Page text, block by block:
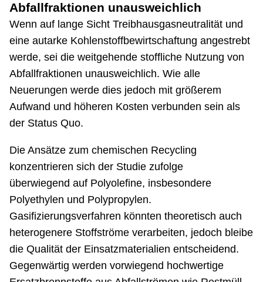
Abfallfraktionen unausweichlich
Wenn auf lange Sicht Treibhausgasneutralität und
eine autarke Kohlenstoffbewirtschaftung angestrebt
werde, sei die weitgehende stoffliche Nutzung von
Abfallfraktionen unausweichlich. Wie alle
Neuerungen werde dies jedoch mit größerem
Aufwand und höheren Kosten verbunden sein als
der Status Quo.
Die Ansätze zum chemischen Recycling
konzentrieren sich der Studie zufolge
überwiegend auf Polyolefine, insbesondere
Polyethylen und Polypropylen.
Gasifizierungsverfahren könnten theoretisch auch
heterogenere Stoffströme verarbeiten, jedoch bleibe
die Qualität der Einsatzmaterialien entscheidend.
Gegenwärtig werden vorwiegend hochwertige